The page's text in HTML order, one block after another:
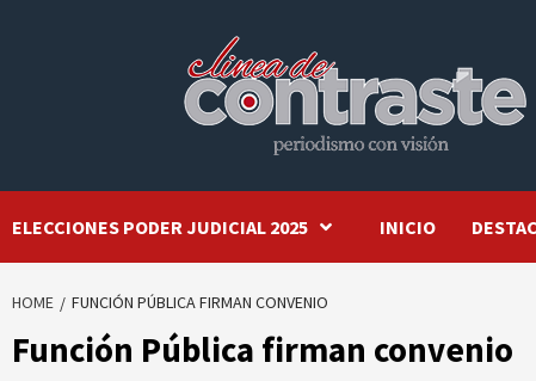
ELECCIONES PODER JUDICIAL 2025 INICIO
HOME FUNCIÓN PÚBLICA FIRMAN CONVENIO
Función Pública firman convenio